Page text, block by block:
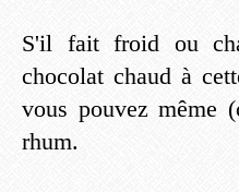
S'il fait froid ou
chocolat chaud à
vous pouvez même
rhum.